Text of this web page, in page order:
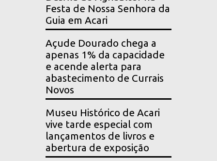
Festa de Nossa Senhora da
Guia em Acari
Açude Dourado chega a
apenas 1% da capacidade
e acende alerta para
abastecimento de Currais
Novos
Museu Histórico de Acari
vive tarde especial com
lançamentos de livros e
abertura de exposição